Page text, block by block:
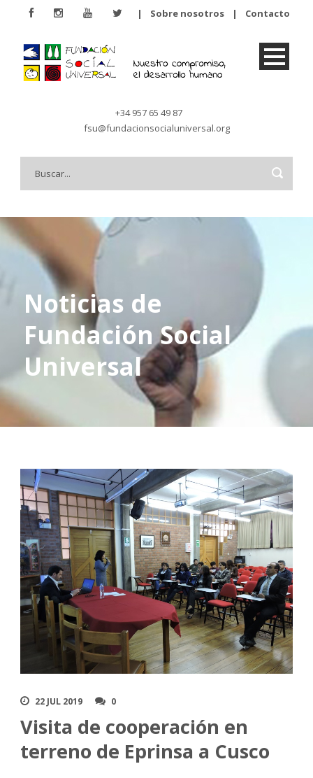
| Sobre nosotros | Contacto
+34 957 65 49 87
fsu@fundacionsocialuniversal.org
Noticias de
Fundación Social
Universal
22 JUL 2019 0
Visita de cooperación en
terreno de Eprinsa a Cusco